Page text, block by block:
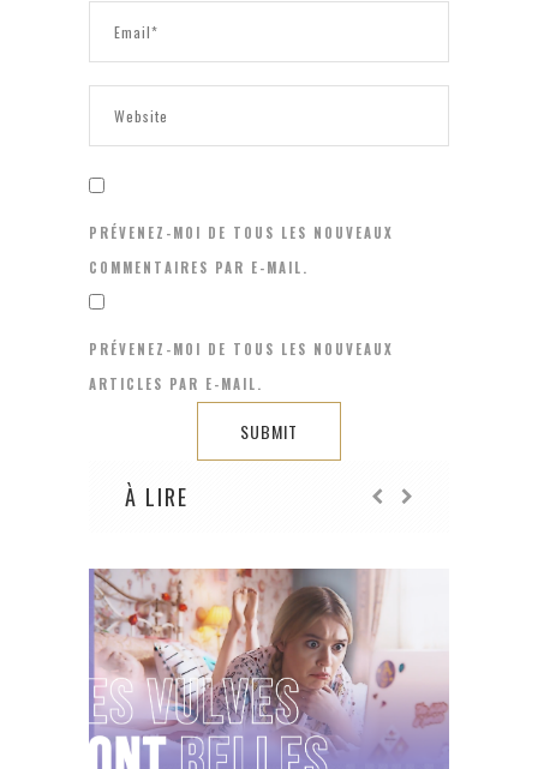
PRÉVENEZ-MOI DE TOUS LES NOUVEAUX
COMMENTAIRES PAR E-MAIL.
PRÉVENEZ-MOI DE TOUS LES NOUVEAUX
ARTICLES PAR E-MAIL.
À LIRE